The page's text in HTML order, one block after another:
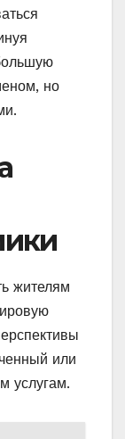
но
жителям
или
услугам.